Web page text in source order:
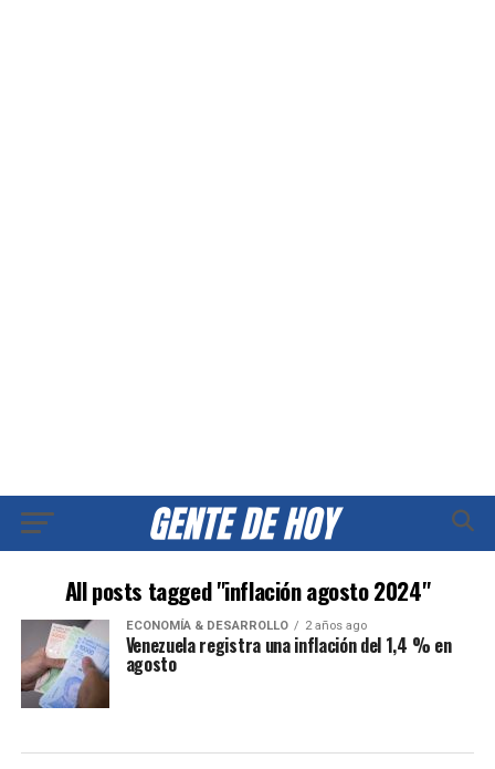
All posts tagged "inflación agosto 2024"
ECONOMÍA & DESARROLLO 2 años ago
Venezuela registra una inflación del 1,4 % en
agosto